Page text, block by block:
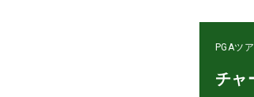
PGAツ
チャ